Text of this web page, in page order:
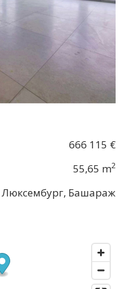
666 115 €
55,65 m2
Люксембург, Башараж